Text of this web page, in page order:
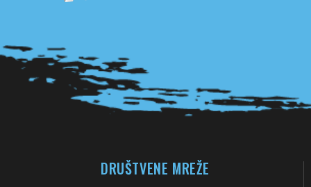
DRUŠTVENE MREŽE